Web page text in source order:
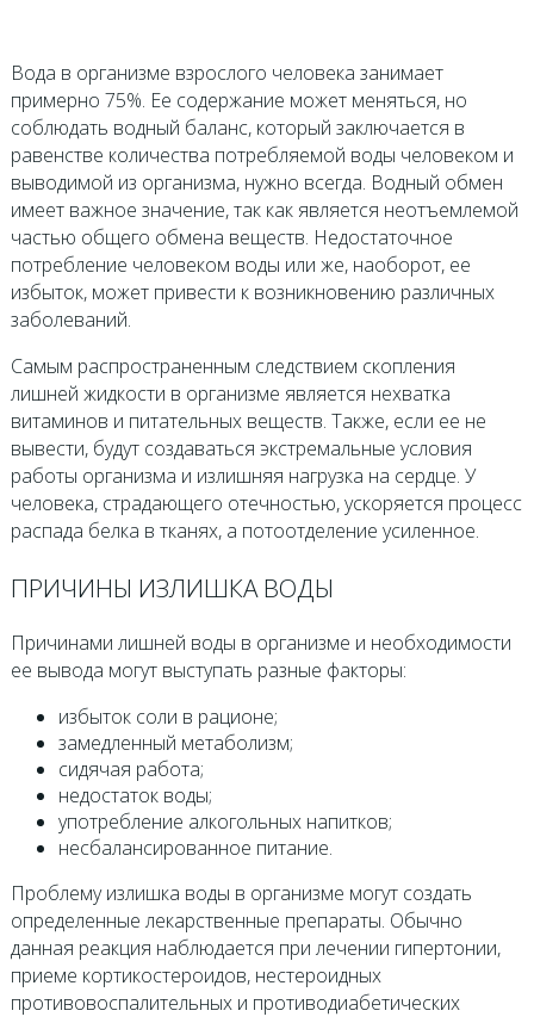
Вода в организме взрослого человека занимает
примерно 75%. Ее содержание может меняться, но
соблюдать водный баланс, который заключается в
равенстве количества потребляемой воды человеком и
выводимой из организма, нужно всегда. Водный обмен
имеет важное значение, так как является неотъемлемой
частью общего обмена веществ. Недостаточное
потребление человеком воды или же, наоборот, ее
избыток, может привести к возникновению различных
заболеваний.
Самым распространенным следствием скопления
лишней жидкости в организме является нехватка
витаминов и питательных веществ. Также, если ее не
вывести, будут создаваться экстремальные условия
работы организма и излишняя нагрузка на сердце. У
человека, страдающего отечностью, ускоряется процесс
распада белка в тканях, а потоотделение усиленное.
ПРИЧИНЫ ИЗЛИШКА ВОДЫ
Причинами лишней воды в организме и необходимости
ее вывода могут выступать разные факторы:
избыток соли в рационе;
замедленный метаболизм;
сидячая работа;
недостаток воды;
употребление алкогольных напитков;
несбалансированное питание.
Проблему излишка воды в организме могут создать
определенные лекарственные препараты. Обычно
данная реакция наблюдается при лечении гипертонии,
приеме кортикостероидов, нестероидных
противовоспалительных и противодиабетических